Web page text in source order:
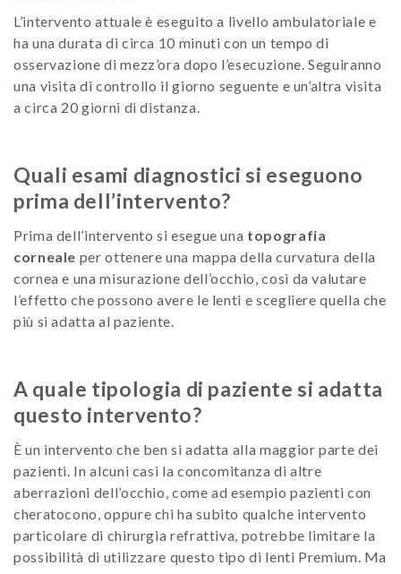
L’intervento attuale è eseguito a livello ambulatoriale e
ha una durata di circa 10 minuti con un tempo di
osservazione di mezz’ora dopo l’esecuzione. Seguiranno
una visita di controllo il giorno seguente e un’altra visita
a circa 20 giorni di distanza.
Quali esami diagnostici si eseguono
prima dell’intervento?
Prima dell’intervento si esegue una topografia
corneale per ottenere una mappa della curvatura della
cornea e una misurazione dell’occhio, così da valutare
l’effetto che possono avere le lenti e scegliere quella che
più si adatta al paziente.
A quale tipologia di paziente si adatta
questo intervento?
È un intervento che ben si adatta alla maggior parte dei
pazienti. In alcuni casi la concomitanza di altre
aberrazioni dell’occhio, come ad esempio pazienti con
cheratocono, oppure chi ha subito qualche intervento
particolare di chirurgia refrattiva, potrebbe limitare la
possibilità di utilizzare questo tipo di lenti Premium. Ma